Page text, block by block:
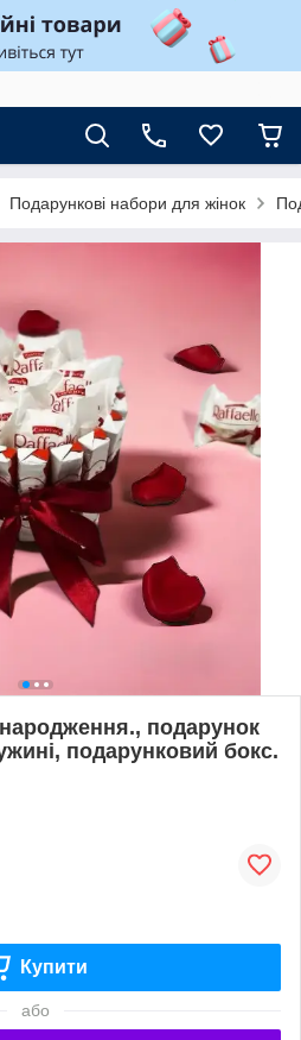
Подарункові набори для жінок
подарунок
подарунковий бокс.
Купити
або